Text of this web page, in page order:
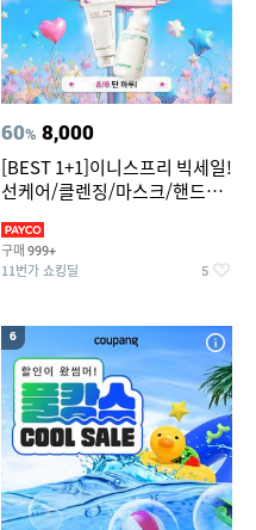
60% 8,000
[BEST 1+1]이니스프리 빅세일!
선케어/클렌징/마스크/핸드크
구매 999+
11번가 쇼킹딜 5
6